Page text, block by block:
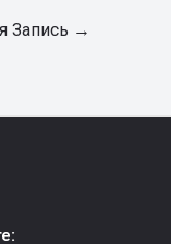
Запись →